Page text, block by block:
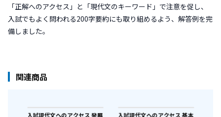
「正解へのアクセス」と「現代文のキーワード」で注意を促し、
入試でもよく問われる200字要約にも取り組めるよう、解答例を完
備しました。
関連商品
入試現代文へのアクセス 発展 入試現代文へのアクセス 基本